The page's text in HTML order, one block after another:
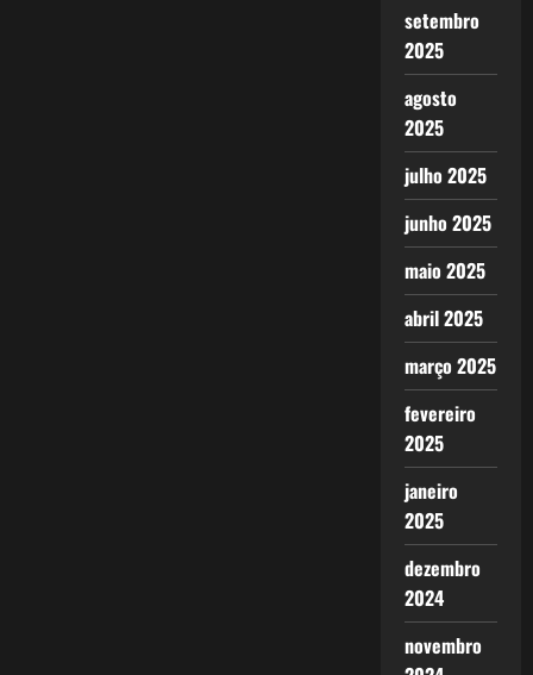
setembro
2025
agosto
2025
julho 2025
junho 2025
maio 2025
abril 2025
março 2025
fevereiro
2025
janeiro
2025
dezembro
2024
novembro